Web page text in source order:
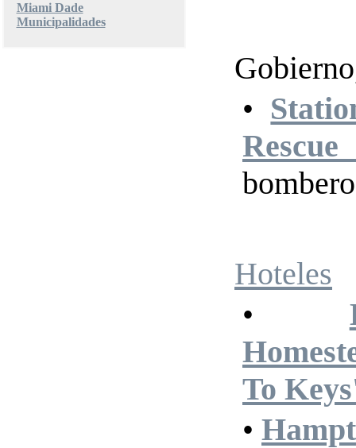
Miami Dade
Municipalidades
•
Hoteles
•
To
•